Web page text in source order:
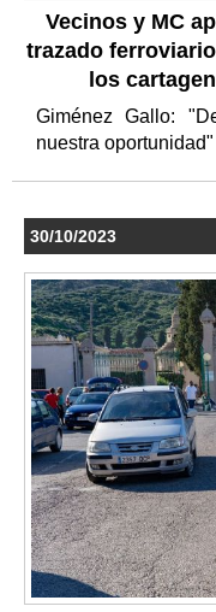
Vecinos y MC
trazado
los
Giménez Gallo:
nuestra oportunidad"
30/10/2023